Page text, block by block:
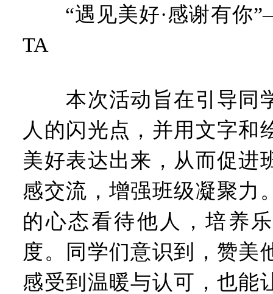
“遇见美好·感谢有你
TA
本次活动旨在引导同
人的闪光点，并用文字和
美好表达出来，从而促进
感交流，增强班级凝聚力
的心态看待他人，培养
度。同学们意识到，赞美
感受到温暖与认可，也能